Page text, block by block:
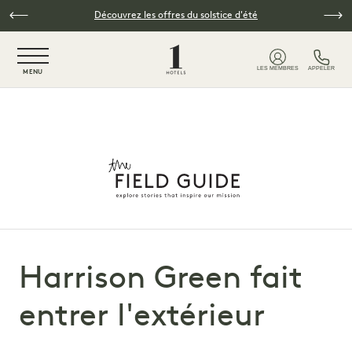
Skip to main contentDécouvrez les offres du solstice d'été
MENU
LES MEMBRES APPELER
Harrison Green fait
entrer l'extérieur